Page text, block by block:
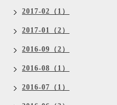
2017-02（1）
2017-01（2）
2016-09（2）
2016-08（1）
2016-07（1）